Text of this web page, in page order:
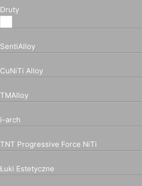
Druty
SentiAlloy
CuNiTi Alloy
TMAlloy
i-arch
TNT Progressive Force NiTi
Łuki Estetyczne